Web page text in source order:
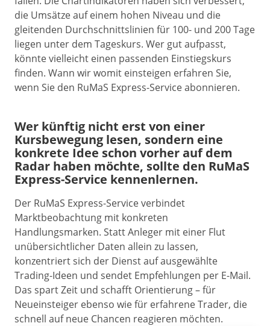
die Umsätze auf einem hohen Niveau und die
gleitenden Durchschnittslinien für 100- und 200 Tage
liegen unter dem Tageskurs. Wer gut aufpasst,
könnte vielleicht einen passenden Einstiegskurs
finden. Wann wir womit einsteigen erfahren Sie,
wenn Sie den RuMaS Express-Service abonnieren.
Wer künftig nicht erst von einer
Kursbewegung lesen, sondern eine
konkrete Idee schon vorher auf dem
Radar haben möchte, sollte den RuMaS
Express-Service kennenlernen.
Der RuMaS Express-Service verbindet
Marktbeobachtung mit konkreten
Handlungsmarken. Statt Anleger mit einer Flut
unübersichtlicher Daten allein zu lassen,
konzentriert sich der Dienst auf ausgewählte
Trading-Ideen und sendet Empfehlungen per E-Mail.
Das spart Zeit und schafft Orientierung – für
Neueinsteiger ebenso wie für erfahrene Trader, die
schnell auf neue Chancen reagieren möchten.